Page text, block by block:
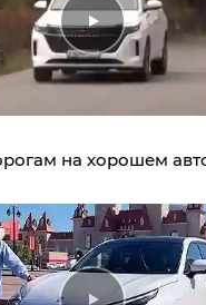
на хорошем